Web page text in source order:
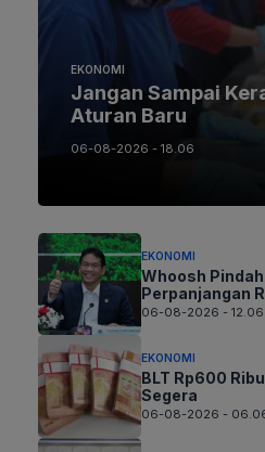
EKONOMI
Jangan Sampai
Aturan Baru
06-08-2026 - 18.06
EKONOMI
Whoosh
Perpanjangan
06-08-2026 - 12.06
EKONOMI
BLT Rp600
Segera
06-08-2026 -